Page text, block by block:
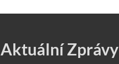
Aktuální Zprávy